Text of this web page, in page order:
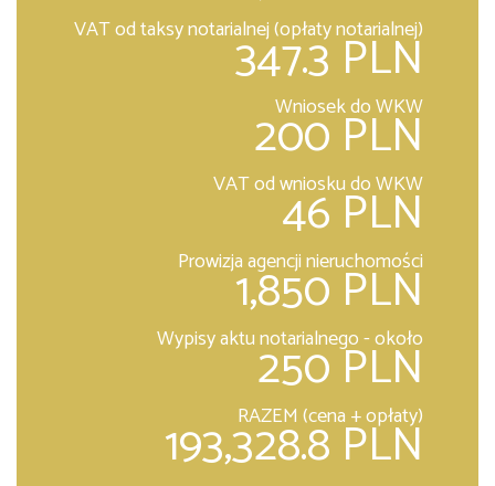
VAT od taksy notarialnej (opłaty notarialnej)
347.3 PLN
Wniosek do WKW
200 PLN
VAT od wniosku do WKW
46 PLN
Prowizja agencji nieruchomości
1,850 PLN
Wypisy aktu notarialnego - około
250 PLN
RAZEM (cena + opłaty)
193,328.8 PLN